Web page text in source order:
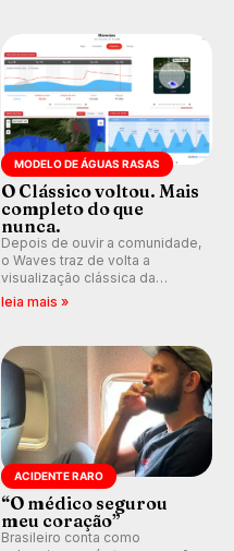
MODELO DE ÁGUAS RASAS
O Clássico voltou. Mais
completo do que
nunca.
Depois de ouvir a comunidade,
o Waves traz de volta a
visualização clássica da
previsão de águas rasas,
ondas para até 16 dias.
leia mais »
ACIDENTE RARO
“O médico segurou
meu coração”
Brasileiro conta como